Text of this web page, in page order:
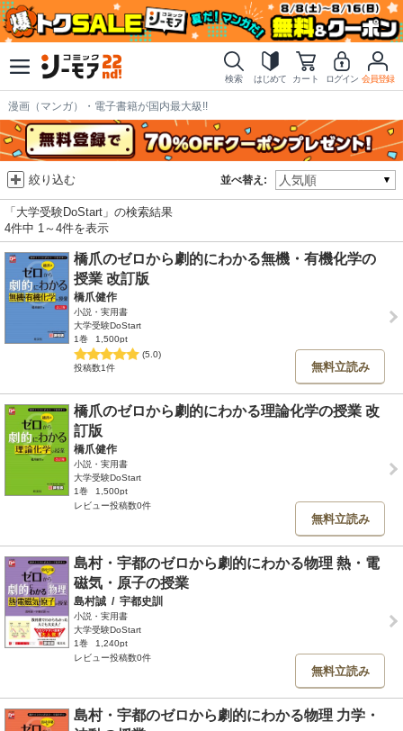
検索 はじめて カート ログイン 会員登録
漫画（マンガ）・電子書籍が国内最大級!!
並べ替え:
絞り込む
「大学受験DoStart」の検索結果
4件中 1～4件を表示
橋爪のゼロから劇的にわかる無機・有機化学の
授業 改訂版
橋爪健作
小説・実用書
大学受験DoStart
1巻
1,500pt
(5.0)
投稿数1件
無料立読み
橋爪のゼロから劇的にわかる理論化学の授業 改
訂版
橋爪健作
小説・実用書
大学受験DoStart
1巻
1,500pt
レビュー投稿数0件
無料立読み
島村・宇都のゼロから劇的にわかる物理 熱・電
磁気・原子の授業
島村誠 / 宇都史訓
小説・実用書
大学受験DoStart
1巻
1,240pt
レビュー投稿数0件
無料立読み
島村・宇都のゼロから劇的にわかる物理 力学・